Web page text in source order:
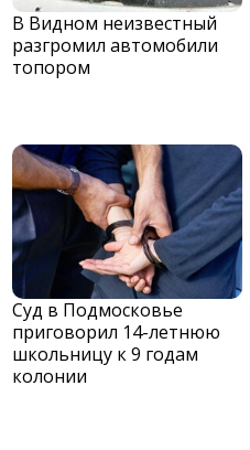
В Видном неизвестный
разгромил автомобили
топором
Суд в Подмосковье
приговорил 14-летнюю
школьницу к 9 годам
колонии